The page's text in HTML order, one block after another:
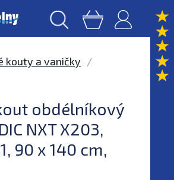
kouty a vaničky
obdélníkový
NXT X203,
90 x 140 cm,